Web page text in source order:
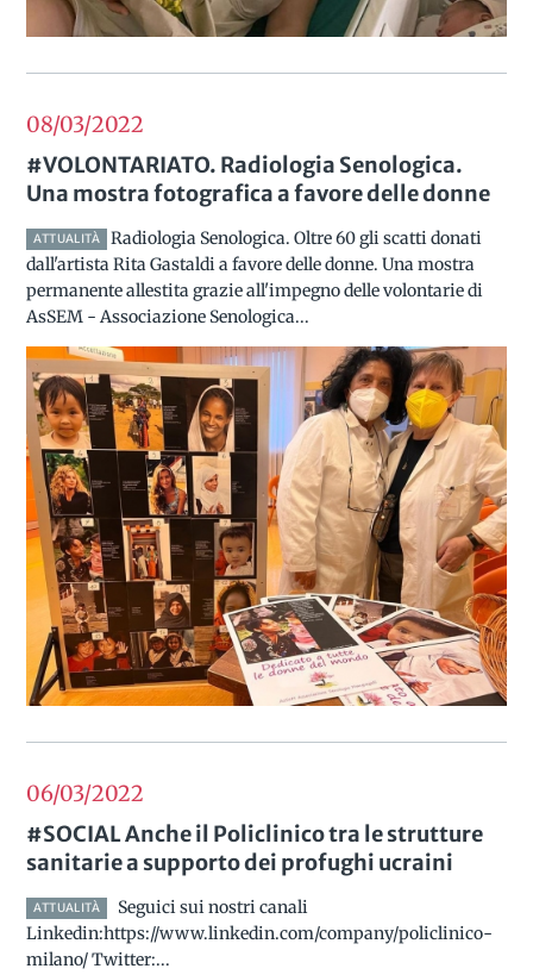
08/032022
#VOLONTARIATO. Radiologia Senologica.
Una mostra fotografica a favore delle donne
ATTUALITÀ
Radiologia Senologica. Oltre 60 gli scatti donati
dall'artista Rita Gastaldi a favore delle donne. Una mostra
permanente allestita grazie all'impegno delle volontarie di
AsSEM - Associazione Senologica...
06/032022
#SOCIAL Anche il Policlinico tra le strutture
sanitarie a supporto dei profughi ucraini
ATTUALITÀ
Seguici sui nostri canali
Linkedin:https://www.linkedin.com/company/policlinico-
milano/ Twitter:...